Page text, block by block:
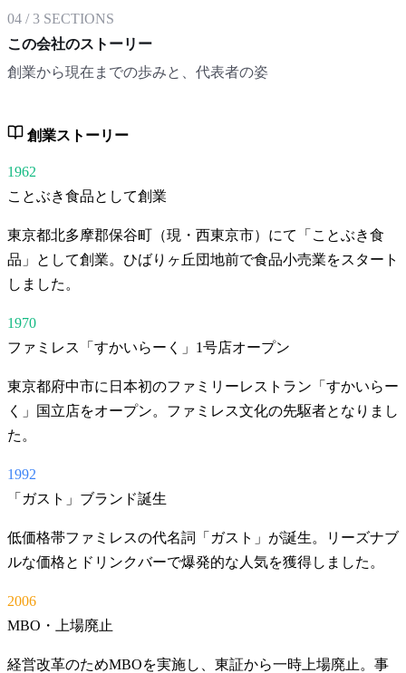
04 /3 SECTIONS
この会社のストーリー
創業から現在までの歩みと、代表者の姿
創業ストーリー
1962
ことぶき食品として創業
東京都北多摩郡保谷町（現・西東京市）にて「ことぶき食
品」として創業。ひばりヶ丘団地前で食品小売業をスタート
しました。
1970
ファミレス「すかいらーく」1号店オープン
東京都府中市に日本初のファミリーレストラン「すかいらー
く」国立店をオープン。ファミレス文化の先駆者となりまし
た。
1992
「ガスト」ブランド誕生
低価格帯ファミレスの代名詞「ガスト」が誕生。リーズナブ
ルな価格とドリンクバーで爆発的な人気を獲得しました。
2006
MBO・上場廃止
経営改革のためMBOを実施し、東証から一時上場廃止。事